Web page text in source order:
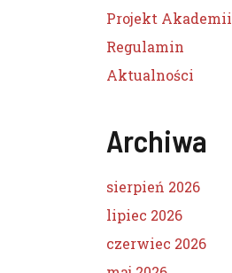
Projekt Akademii
Regulamin
Aktualności
Archiwa
sierpień 2026
lipiec 2026
czerwiec 2026